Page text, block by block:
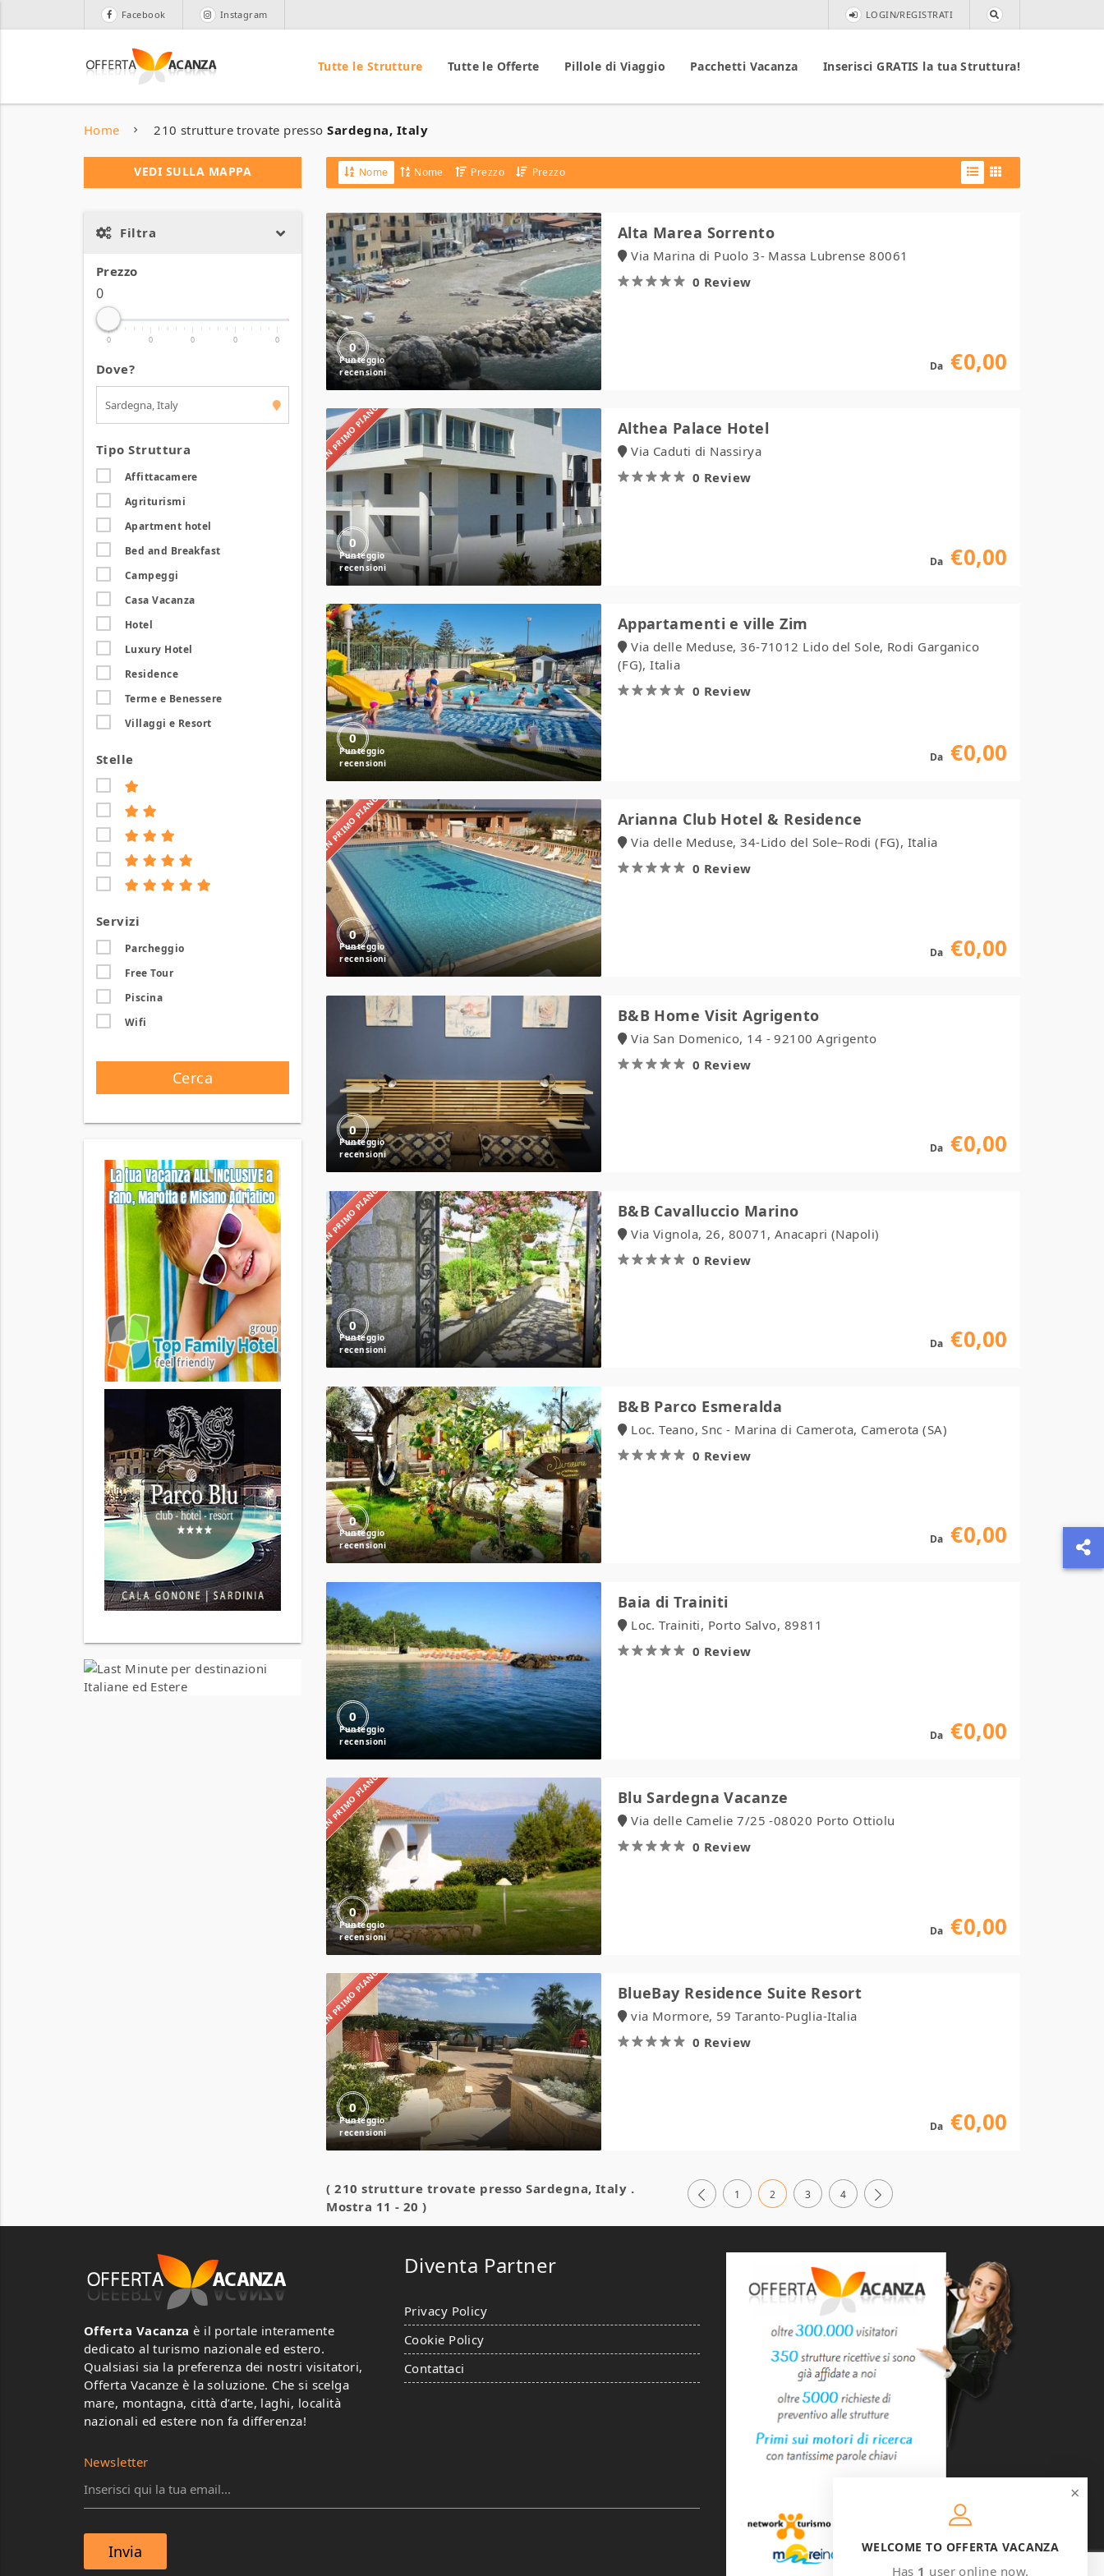
Facebook Instagram LOGIN/REGISTRATI
Tutte le Strutture Tutte le Offerte Pillole di Viaggio Pacchetti Vacanza Inserisci GRATIS la tua Struttura!
Home 210 strutture trovate pressoSardegna, Italy
VEDI SULLA MAPPA
Filtra
Prezzo
0
0 0 0 0 0
Dove?
Tipo Struttura
Affittacamere
Agriturismi
Apartment hotel
Bed and Breakfast
Campeggi
Casa Vacanza
Hotel
Luxury Hotel
Residence
Terme e Benessere
Villaggi e Resort
Stelle
Servizi
Parcheggio
Free Tour
Piscina
Wifi
Cerca
Nome Nome Prezzo Prezzo
0
Alta
Marea
Sorrento
Alta Marea Sorrento
Via Marina di Puolo 3- Massa Lubrense 80061
0 Review
Da €0,00
IN PRIMO PIANO
0
Althea
Palace
Hotel
Althea Palace Hotel
Via Caduti di Nassirya
0 Review
Da €0,00
0
e
ville
Zim
Appartamenti e ville Zim
Via delle Meduse, 36-71012 Lido del Sole, Rodi Garganico
(FG), Italia
0 Review
Da €0,00
IN PRIMO PIANO
0
Arianna
Club
Hotel
&
Residence
Arianna Club Hotel & Residence
Via delle Meduse, 34-Lido del Sole–Rodi (FG), Italia
0 Review
Da €0,00
0
Home
B&B Home Visit Agrigento
Via San Domenico, 14 - 92100 Agrigento
0 Review
Da €0,00
IN PRIMO PIANO
0
B&B
Cavalluccio
Marino
B&B Cavalluccio Marino
Via Vignola, 26, 80071, Anacapri (Napoli)
0 Review
Da €0,00
0
B&B
Parco
Esmeralda
B&B Parco Esmeralda
Loc. Teano, Snc - Marina di Camerota, Camerota (SA)
0 Review
Da €0,00
0
di
Trainiti
Baia di Trainiti
Loc. Trainiti, Porto Salvo, 89811
0 Review
Da €0,00
IN PRIMO PIANO
0
Sardegna
Vacanze
Blu Sardegna Vacanze
Via delle Camelie 7/25 -08020 Porto Ottiolu
0 Review
Da €0,00
IN PRIMO PIANO
0
BlueBay
Residence
Suite
Resort
BlueBay Residence Suite Resort
via Mormore, 59 Taranto-Puglia-Italia
0 Review
Da €0,00
( 210 strutture trovate pressoSardegna, Italy .
Mostra 11 - 20 )
1 2 3 4
Offerta Vacanza è il portale interamente
dedicato al turismo nazionale ed estero.
Qualsiasi sia la preferenza dei nostri visitatori,
Offerta Vacanze è la soluzione. Che si scelga
mare, montagna, città d’arte, laghi, località
nazionali ed estere non fa differenza!
Diventa Partner
Privacy Policy
Cookie Policy
Contattaci
Newsletter
×
WELCOME TO OFFERTA VACANZA
Has 1 user online now.